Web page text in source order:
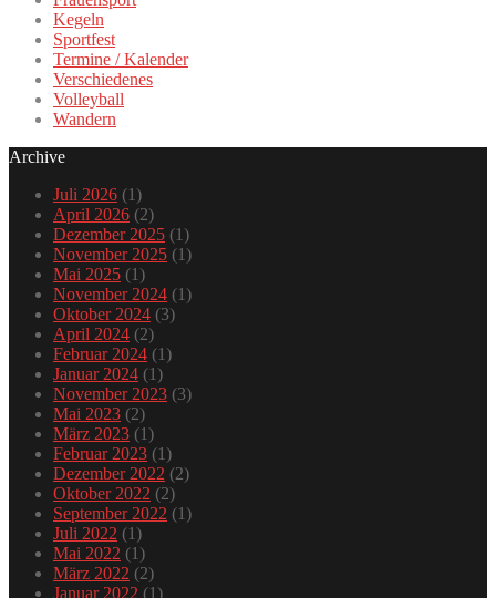
Kegeln
Sportfest
Termine / Kalender
Verschiedenes
Volleyball
Wandern
Archive
Juli 2026 (1)
April 2026 (2)
Dezember 2025 (1)
November 2025 (1)
Mai 2025 (1)
November 2024 (1)
Oktober 2024 (3)
April 2024 (2)
Februar 2024 (1)
Januar 2024 (1)
November 2023 (3)
Mai 2023 (2)
März 2023 (1)
Februar 2023 (1)
Dezember 2022 (2)
Oktober 2022 (2)
September 2022 (1)
Juli 2022 (1)
Mai 2022 (1)
März 2022 (2)
Januar 2022 (1)